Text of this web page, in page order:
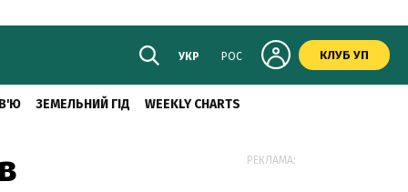
УКР РОС КЛУБ УП
ЗЕМЕЛЬНИЙ ГІД WEEKLY CHARTS
РЕКЛАМА: